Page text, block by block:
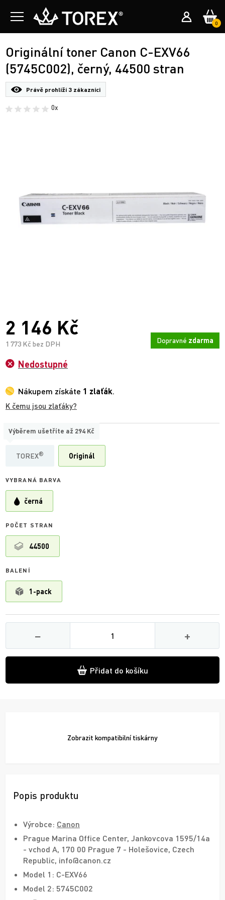
0
Originální toner Canon C-EXV66
(5745C002), černý, 44500 stran
Právě prohlíží 3 zákazníci
0x
2 146 Kč
1 773 Kč bez DPH Dopravné zdarma
Nedostupné
Nákupem získáte 1 zlaťák.
K čemu jsou zlaťáky?
TYP
TOREX®
Výběrem ušetříte až 294 Kč
Originál
VYBRANÁ BARVA
černá
POČET STRAN
44500
BALENÍ
1-pack
−
Množství
+
Přidat do košíku
Zobrazit kompatibilní tiskárny
Popis produktu
Výrobce: Canon
Prague Marina Office Center, Jankovcova 1595/14a
- vchod A, 170 00 Prague 7 - Holešovice, Czech
Republic, info@canon.cz
Model 1: C-EXV66
Model 2: 5745C002